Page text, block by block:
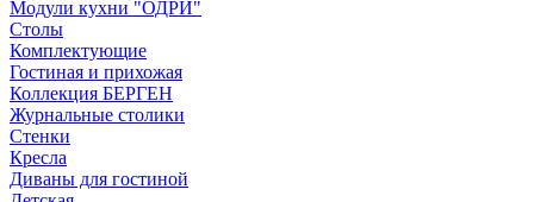
Модули кухни "ОДРИ"
Столы
Комплектующие
Гостиная и прихожая
Коллекция БЕРГЕН
Журнальные столики
Стенки
Кресла
Диваны для гостиной